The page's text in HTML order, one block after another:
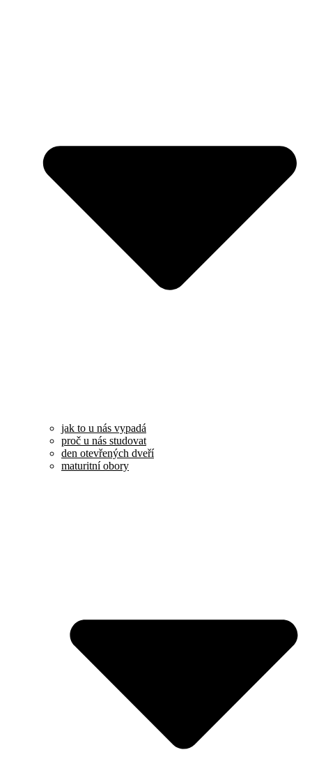
jak to u nás vypadá
proč u nás studovat
den otevřených dveří
maturitní obory